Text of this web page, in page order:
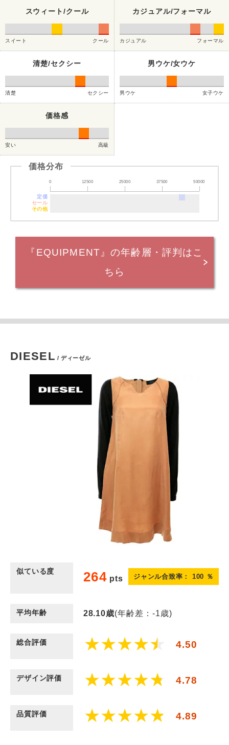
スウィート/クール
スイート クール
カジュアル/フォーマル
カジュアル フォーマル
清楚/セクシー
清楚 セクシー
男ウケ/女ウケ
男ウケ 女子ウケ
価格感
安い 高級
価格分布
0 12500 25000 37500 50000
定価
セール
その他
『EQUIPMENT』の年齢層・評判はこ
ちら
DIESEL / ディーゼル
似ている度 264 pts ジャンル合致率： 100 ％
平均年齢 28.10歳(年齢差：-1歳)
総合評価 4.50
デザイン評価 4.78
品質評価 4.89